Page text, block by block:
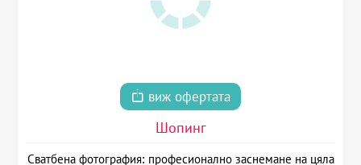
виж офертата
Шопинг
Сватбена фотография: професионално заснемане на цяла